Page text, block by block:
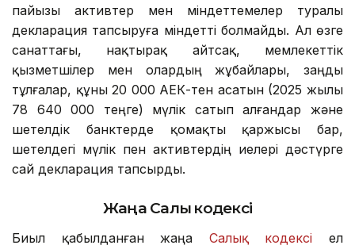
пайызы активтер мен міндеттемелер туралы
декларация тапсыруға міндетті болмайды. Ал өзге
санаттағы, нақтырақ айтсақ, мемлекеттік
қызметшілер мен олардың жұбайлары, заңды
тұлғалар, құны 20 000 АЕК-тен асатын (2025 жылы
78 640 000 теңге) мүлік сатып алғандар және
шетелдік банктерде қомақты қаржысы бар,
шетелдегі мүлік пен активтердің иелері дәстүрге
сай декларация тапсырды.
Жаңа Салық кодексі
Биыл қабылданған жаңа Салық кодексі ел